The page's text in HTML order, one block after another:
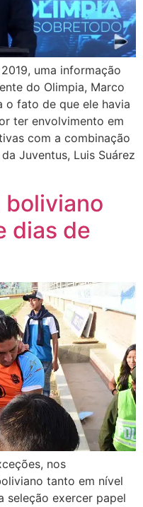
uma informação
do Olimpia, Marco
o fato de que ele havia
ter envolvimento em
com a combinação
Juventus, Luis Suárez
dias de
nos
tanto em nível
seleção exercer papel